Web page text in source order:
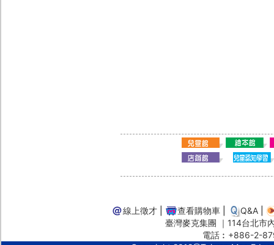
線上徵才 查看購物車 Q&A
臺灣麥克集團 ｜114台北
電話︰+886-2-